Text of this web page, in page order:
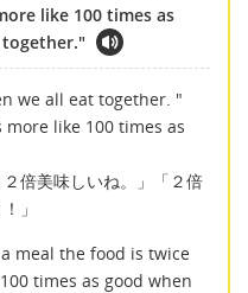
like 100 times as
together."
we all eat together. "
like 100 times as
倍美味しいね。」「２倍
」
meal the food is twice
times as good when